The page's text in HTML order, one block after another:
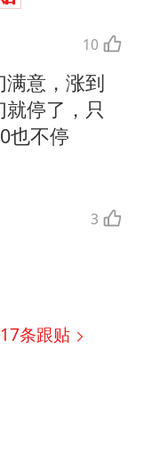
10
意，涨到
停了，只
也不停
3
17条跟贴